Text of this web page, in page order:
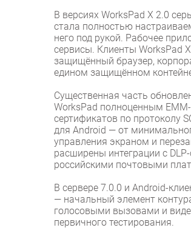
В версиях WorksPad X 2.0
стала полностью
него под рукой. Рабочее
сервисы. Клиенты WorksPad
защищённый браузер,
едином защищённом
Существенная часть
WorksPad полноценным
сертификатов по протоколу
для Android — от
управления экраном и
расширены интеграции с
российскими почтовыми
В сервере 7.0.0 и Android-
— начальный элемент
голосовыми вызовами и
первичного тестирования.